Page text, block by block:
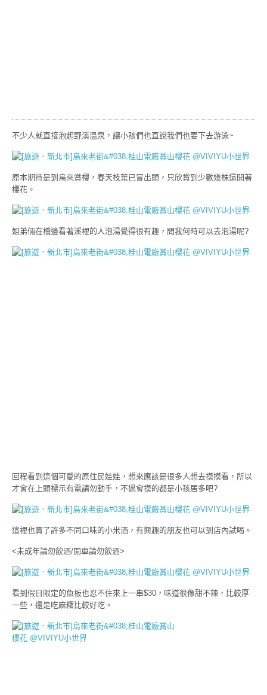
不少人就直接泡起野溪溫泉，讓小孩們也直說我們也要下去游泳~
原本期待是到烏來賞櫻，春天枝葉已冒出頭，只欣賞到少數幾株還開著
櫻花。
姐弟倆在橋邊看著溪裡的人泡湯覺得很有趣，問我何時可以去泡湯呢?
回程看到這個可愛的原住民娃娃，想來應該是很多人想去摸摸看，所以
才會在上頭標示有電請勿動手，不過會摸的都是小孩居多吧?
這裡也賣了許多不同口味的小米酒，有興趣的朋友也可以到店內試喝。
<未成年請勿飲酒/開車請勿飲酒>
看到假日限定的魚板也忍不住來上一串$30，味道很像甜不辣，比較厚
一些，還是吃麻糬比較好吃。